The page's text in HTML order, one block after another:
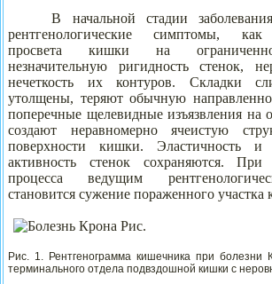
В начальной стадии заболевания
рентгенологические симптомы, как
просвета кишки на
незначительную ригидность стенок,
нечеткость их контуров. Складки
утолщены, теряют обычную
поперечные щелевидные изъязвления на
создают неравномерно ячеистую
поверхности кишки. Эластичность и
активность стенок сохраняются. При
процесса ведущим
становится сужение пораженного участка
Рис. 1. Рентгенограмма кишечника при болезни
терминального отдела подвздошной кишки с